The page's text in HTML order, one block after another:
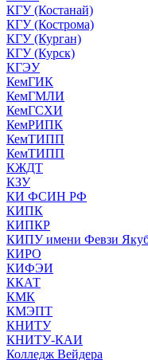
КГУ (Костанай)
КГУ (Кострома)
КГУ (Курган)
КГУ (Курск)
КГЭУ
КемГИК
КемГМЛИ
КемГСХИ
КемРИПК
КемТИПП
КемТИПП
КЖДТ
КЗУ
КИ ФСИН РФ
КИПК
КИПКР
КИПУ имени Февзи
КИРО
КИФЭИ
ККАТ
КМК
КМЭПТ
КНИТУ
КНИТУ-КАИ
Колледж Вейдера